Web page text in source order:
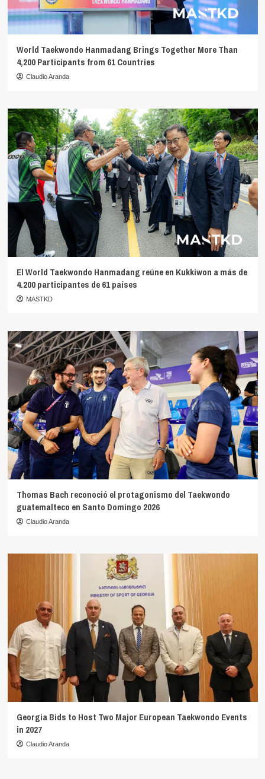
World Taekwondo Hanmadang Brings Together More Than
4,200 Participants from 61 Countries
Claudio Aranda
El World Taekwondo Hanmadang reúne en Kukkiwon a más de
4.200 participantes de 61 países
MASTKD
Thomas Bach reconoció el protagonismo del Taekwondo
guatemalteco en Santo Domingo 2026
Claudio Aranda
Georgia Bids to Host Two Major European Taekwondo Events
in 2027
Claudio Aranda